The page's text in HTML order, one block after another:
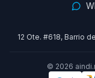
12 Ote. #618, Barrio
© 2026